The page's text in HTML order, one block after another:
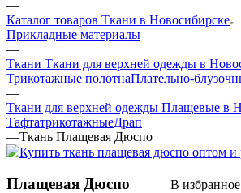
—
Каталог товаров Ткани в Новосибирске
Прикладные материалы
—
Ткани Ткани для верхней одежды в
Трикотажные полотнаПлательно-
—
Ткани для верхней одежды Плащевые в
ТафтатрикотажныеДрап
—Ткань Плащевая Дюспо
Плащевая Дюспо В избранное